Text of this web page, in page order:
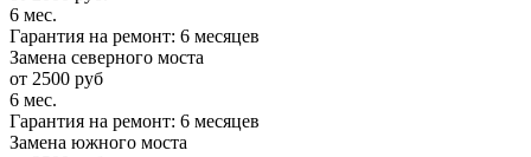
6 мес.
Гарантия на ремонт: 6 месяцев
Замена северного моста
от 2500 руб
6 мес.
Гарантия на ремонт: 6 месяцев
Замена южного моста